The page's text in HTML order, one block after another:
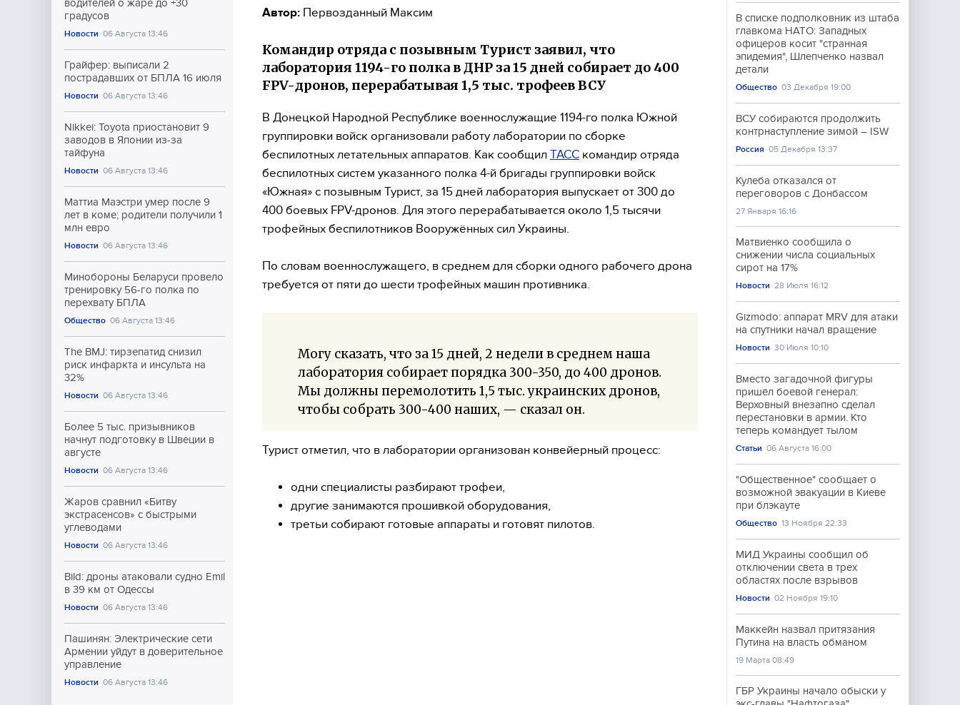
водителей о жаре до +30
градусов
Новости 06 Августа 13:46
Грайфер: выписали 2
пострадавших от БПЛА 16 июля
Новости 06 Августа 13:46
Nikkei: Toyota приостановит 9
заводов в Японии из-за
тайфуна
Новости 06 Августа 13:46
Маттиа Маэстри умер после 9
лет в коме; родители получили 1
млн евро
Новости 06 Августа 13:46
Минобороны Беларуси провело
тренировку 56-го полка по
перехвату БПЛА
Общество 06 Августа 13:46
The BMJ: тирзепатид снизил
риск инфаркта и инсульта на
32%
Новости 06 Августа 13:46
Более 5 тыс. призывников
начнут подготовку в Швеции в
августе
Новости 06 Августа 13:46
Жаров сравнил «Битву
экстрасенсов» с быстрыми
углеводами
Новости 06 Августа 13:46
Bild: дроны атаковали судно Emil
в 39 км от Одессы
Новости 06 Августа 13:46
Пашинян: Электрические сети
Армении уйдут в доверительное
управление
Новости 06 Августа 13:46
Автор: Первозданный Максим
Командир отряда с позывным Турист заявил, что
лаборатория 1194-го полка в ДНР за 15 дней собирает до 400
FPV-дронов, перерабатывая 1,5 тыс. трофеев ВСУ
В Донецкой Народной Республике военнослужащие 1194-го полка Южной
группировки войск организовали работу лаборатории по сборке
беспилотных летательных аппаратов. Как сообщил ТАСС командир отряда
беспилотных систем указанного полка 4-й бригады группировки войск
«Южная» с позывным Турист, за 15 дней лаборатория выпускает от 300 до
400 боевых FPV-дронов. Для этого перерабатывается около 1,5 тысячи
трофейных беспилотников Вооружённых сил Украины.
По словам военнослужащего, в среднем для сборки одного рабочего дрона
требуется от пяти до шести трофейных машин противника.
Могу сказать, что за 15 дней, 2 недели в среднем наша
лаборатория собирает порядка 300-350, до 400 дронов.
Мы должны перемолотить 1,5 тыс. украинских дронов,
чтобы собрать 300-400 наших, — сказал он.
Турист отметил, что в лаборатории организован конвейерный процесс:
одни специалисты разбирают трофеи,
другие занимаются прошивкой оборудования,
третьи собирают готовые аппараты и готовят пилотов.
В списке подполковник из штаба
главкома НАТО: Западных
офицеров косит "странная
эпидемия", Шлепченко назвал
детали
Общество 03 Декабря 19:00
ВСУ собираются продолжить
контрнаступление зимой – ISW
Россия 05 Декабря 13:37
Кулеба отказался от
переговоров с Донбассом
27 Января 16:16
Матвиенко сообщила о
снижении числа социальных
сирот на 17%
Новости 28 Июля 16:12
Gizmodo: аппарат MRV для атаки
на спутники начал вращение
Новости 30 Июля 10:10
Вместо загадочной фигуры
пришёл боевой генерал:
Верховный внезапно сделал
перестановки в армии. Кто
теперь командует тылом
Статьи 06 Августа 16:00
"Общественное" сообщает о
возможной эвакуации в Киеве
при блэкауте
Общество 13 Ноября 22:33
МИД Украины сообщил об
отключении света в трех
областях после взрывов
Новости 02 Ноября 19:10
Маккейн назвал притязания
Путина на власть обманом
19 Марта 08:49
ГБР Украины начало обыски у